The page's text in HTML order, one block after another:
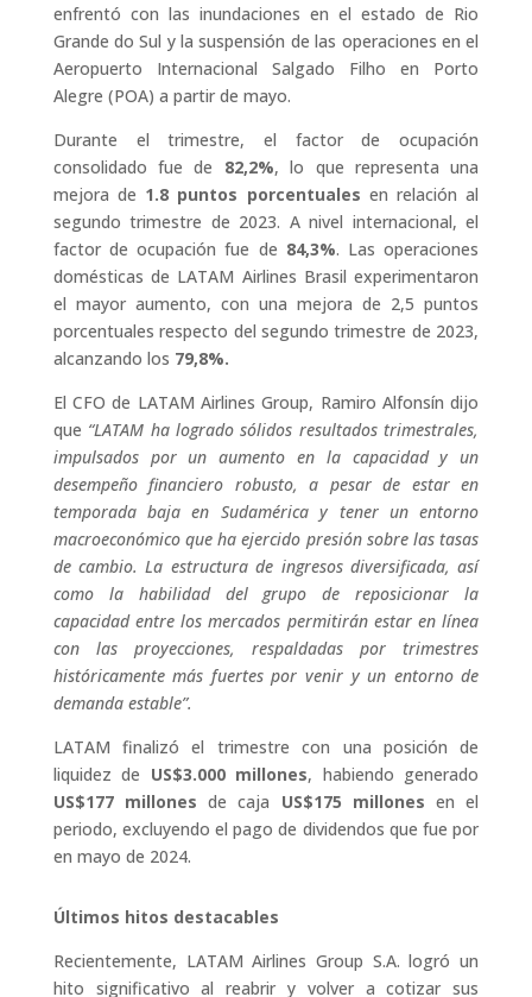
enfrentó con las inundaciones en el estado de Rio
Grande do Sul y la suspensión de las operaciones en el
Aeropuerto Internacional Salgado Filho en Porto
Alegre (POA) a partir de mayo.
Durante el trimestre, el factor de ocupación
consolidado fue de 82,2%, lo que representa una
mejora de 1.8 puntos porcentuales en relación al
segundo trimestre de 2023. A nivel internacional, el
factor de ocupación fue de 84,3%. Las operaciones
domésticas de LATAM Airlines Brasil experimentaron
el mayor aumento, con una mejora de 2,5 puntos
porcentuales respecto del segundo trimestre de 2023,
alcanzando los 79,8%.
El CFO de LATAM Airlines Group, Ramiro Alfonsín dijo
que “LATAM ha logrado sólidos resultados trimestrales,
impulsados por un aumento en la capacidad y un
desempeño financiero robusto, a pesar de estar en
temporada baja en Sudamérica y tener un entorno
macroeconómico que ha ejercido presión sobre las tasas
de cambio. La estructura de ingresos diversificada, así
como la habilidad del grupo de reposicionar la
capacidad entre los mercados permitirán estar en línea
con las proyecciones, respaldadas por trimestres
históricamente más fuertes por venir y un entorno de
demanda estable”.
LATAM finalizó el trimestre con una posición de
liquidez de US$3.000 millones, habiendo generado
US$177 millones de caja US$175 millones en el
periodo, excluyendo el pago de dividendos que fue por
en mayo de 2024.
Últimos hitos destacables
Recientemente, LATAM Airlines Group S.A. logró un
hito significativo al reabrir y volver a cotizar sus